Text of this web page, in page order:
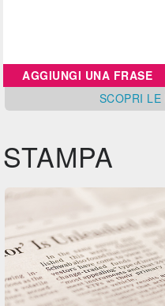
AGGIUNGI UNA FRASE
SCOPRI LE
STAMPA